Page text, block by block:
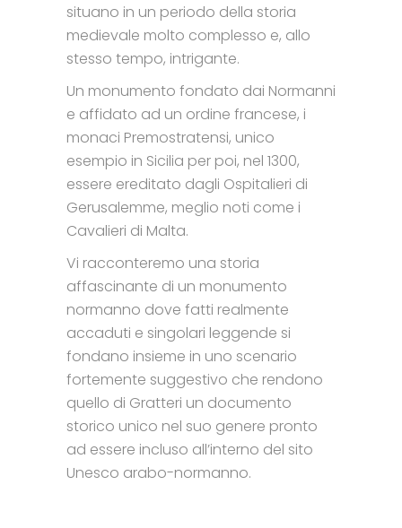
situano in un periodo della storia
medievale molto complesso e, allo
stesso tempo, intrigante.
Un monumento fondato dai Normanni
e affidato ad un ordine francese, i
monaci Premostratensi, unico
esempio in Sicilia per poi, nel 1300,
essere ereditato dagli Ospitalieri di
Gerusalemme, meglio noti come i
Cavalieri di Malta.
Vi racconteremo una storia
affascinante di un monumento
normanno dove fatti realmente
accaduti e singolari leggende si
fondano insieme in uno scenario
fortemente suggestivo che rendono
quello di Gratteri un documento
storico unico nel suo genere pronto
ad essere incluso all’interno del sito
Unesco arabo-normanno.